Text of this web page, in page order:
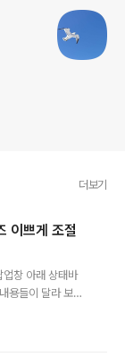
더보기
쁘게 조절
창 아래 상태바
용들이 달라 보이
를 사용하여 onl